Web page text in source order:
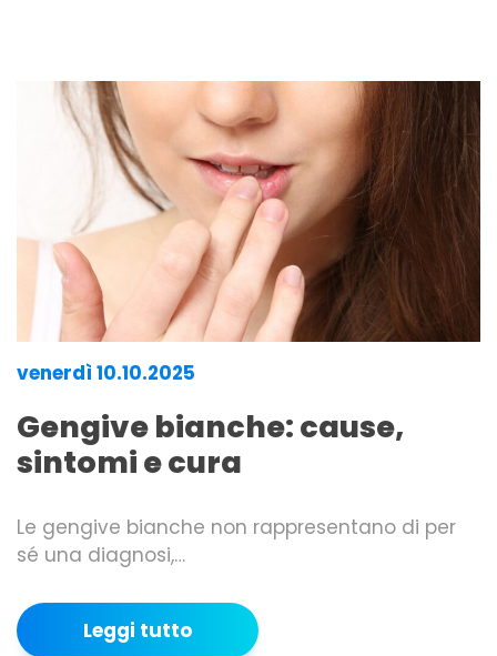
venerdì 10.10.2025
Gengive bianche: cause,
sintomi e cura
Le gengive bianche non rappresentano di per
sé una diagnosi,…
Leggi tutto